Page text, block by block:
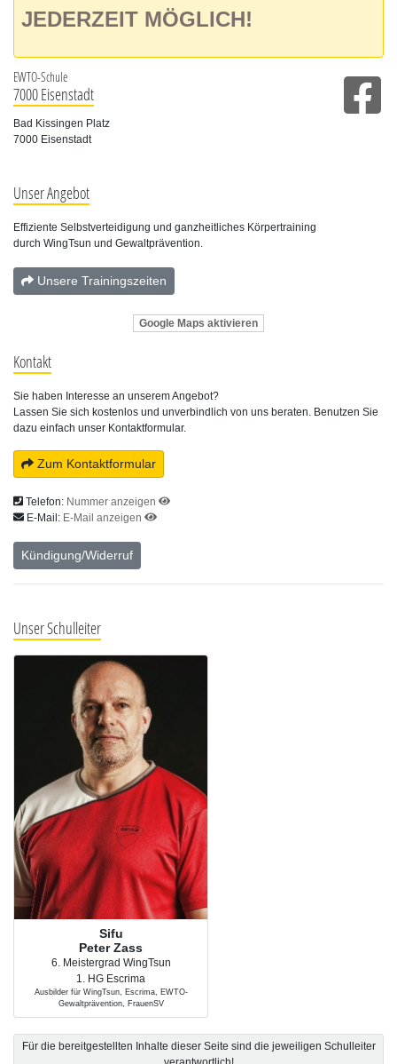
JEDERZEIT MÖGLICH!
EWTO-Schule
7000 Eisenstadt
Bad Kissingen Platz
7000 Eisenstadt
Unser Angebot
Effiziente Selbstverteidigung und ganzheitliches Körpertraining
durch WingTsun und Gewaltprävention.
Unsere Trainingszeiten
Google Maps aktivieren
Kontakt
Sie haben Interesse an unserem Angebot?
Lassen Sie sich kostenlos und unverbindlich von uns beraten. Benutzen Sie
dazu einfach unser Kontaktformular.
Zum Kontaktformular
Telefon: Nummer anzeigen
E-Mail: E-Mail anzeigen
Kündigung/Widerruf
Unser Schulleiter
Sifu
Peter Zass
6. Meistergrad WingTsun
1. HG Escrima
Ausbilder für WingTsun, Escrima, EWTO-
Gewaltprävention, FrauenSV
Für die bereitgestellten Inhalte dieser Seite sind die jeweiligen Schulleiter